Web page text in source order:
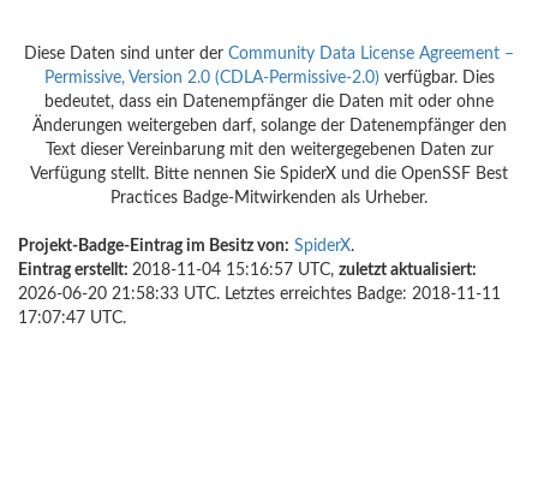
Diese Daten sind unter der Community Data License Agreement –
Permissive, Version 2.0 (CDLA-Permissive-2.0) verfügbar. Dies
bedeutet, dass ein Datenempfänger die Daten mit oder ohne
Änderungen weitergeben darf, solange der Datenempfänger den
Text dieser Vereinbarung mit den weitergegebenen Daten zur
Verfügung stellt. Bitte nennen Sie SpiderX und die OpenSSF Best
Practices Badge-Mitwirkenden als Urheber.
Projekt-Badge-Eintrag im Besitz von: SpiderX.
Eintrag erstellt: 2018-11-04 15:16:57 UTC, zuletzt aktualisiert:
2026-06-20 21:58:33 UTC. Letztes erreichtes Badge: 2018-11-11
17:07:47 UTC.